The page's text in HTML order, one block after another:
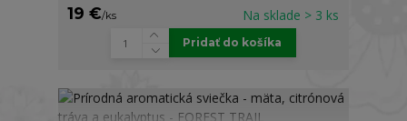
19 €/ks Na sklade > 3 ks
Pridať do košíka